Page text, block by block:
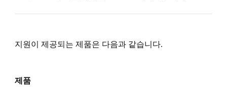
지원이 제공되는 제품은 다음과 같습니다.
제품